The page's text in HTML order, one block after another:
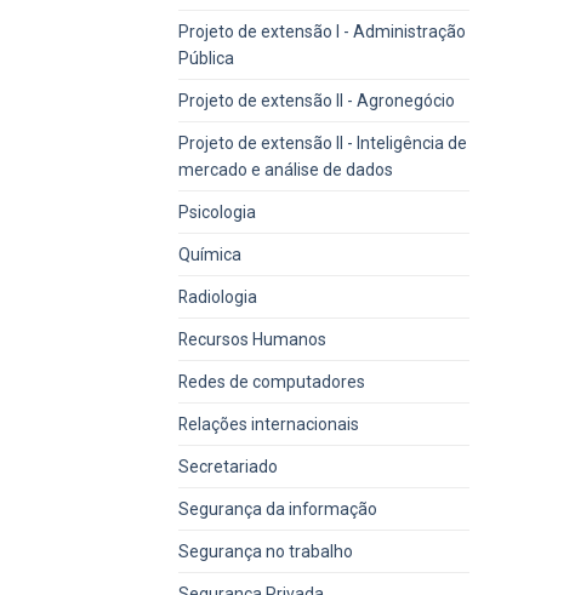
Projeto de extensão I - Administração
Pública
Projeto de extensão II - Agronegócio
Projeto de extensão II - Inteligência de
mercado e análise de dados
Psicologia
Química
Radiologia
Recursos Humanos
Redes de computadores
Relações internacionais
Secretariado
Segurança da informação
Segurança no trabalho